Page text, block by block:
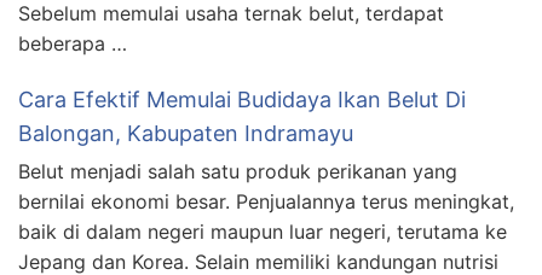
Sebelum memulai usaha ternak belut, terdapat
beberapa …
Cara Efektif Memulai Budidaya Ikan Belut Di
Balongan, Kabupaten Indramayu
Belut menjadi salah satu produk perikanan yang
bernilai ekonomi besar. Penjualannya terus meningkat,
baik di dalam negeri maupun luar negeri, terutama ke
Jepang dan Korea. Selain memiliki kandungan nutrisi